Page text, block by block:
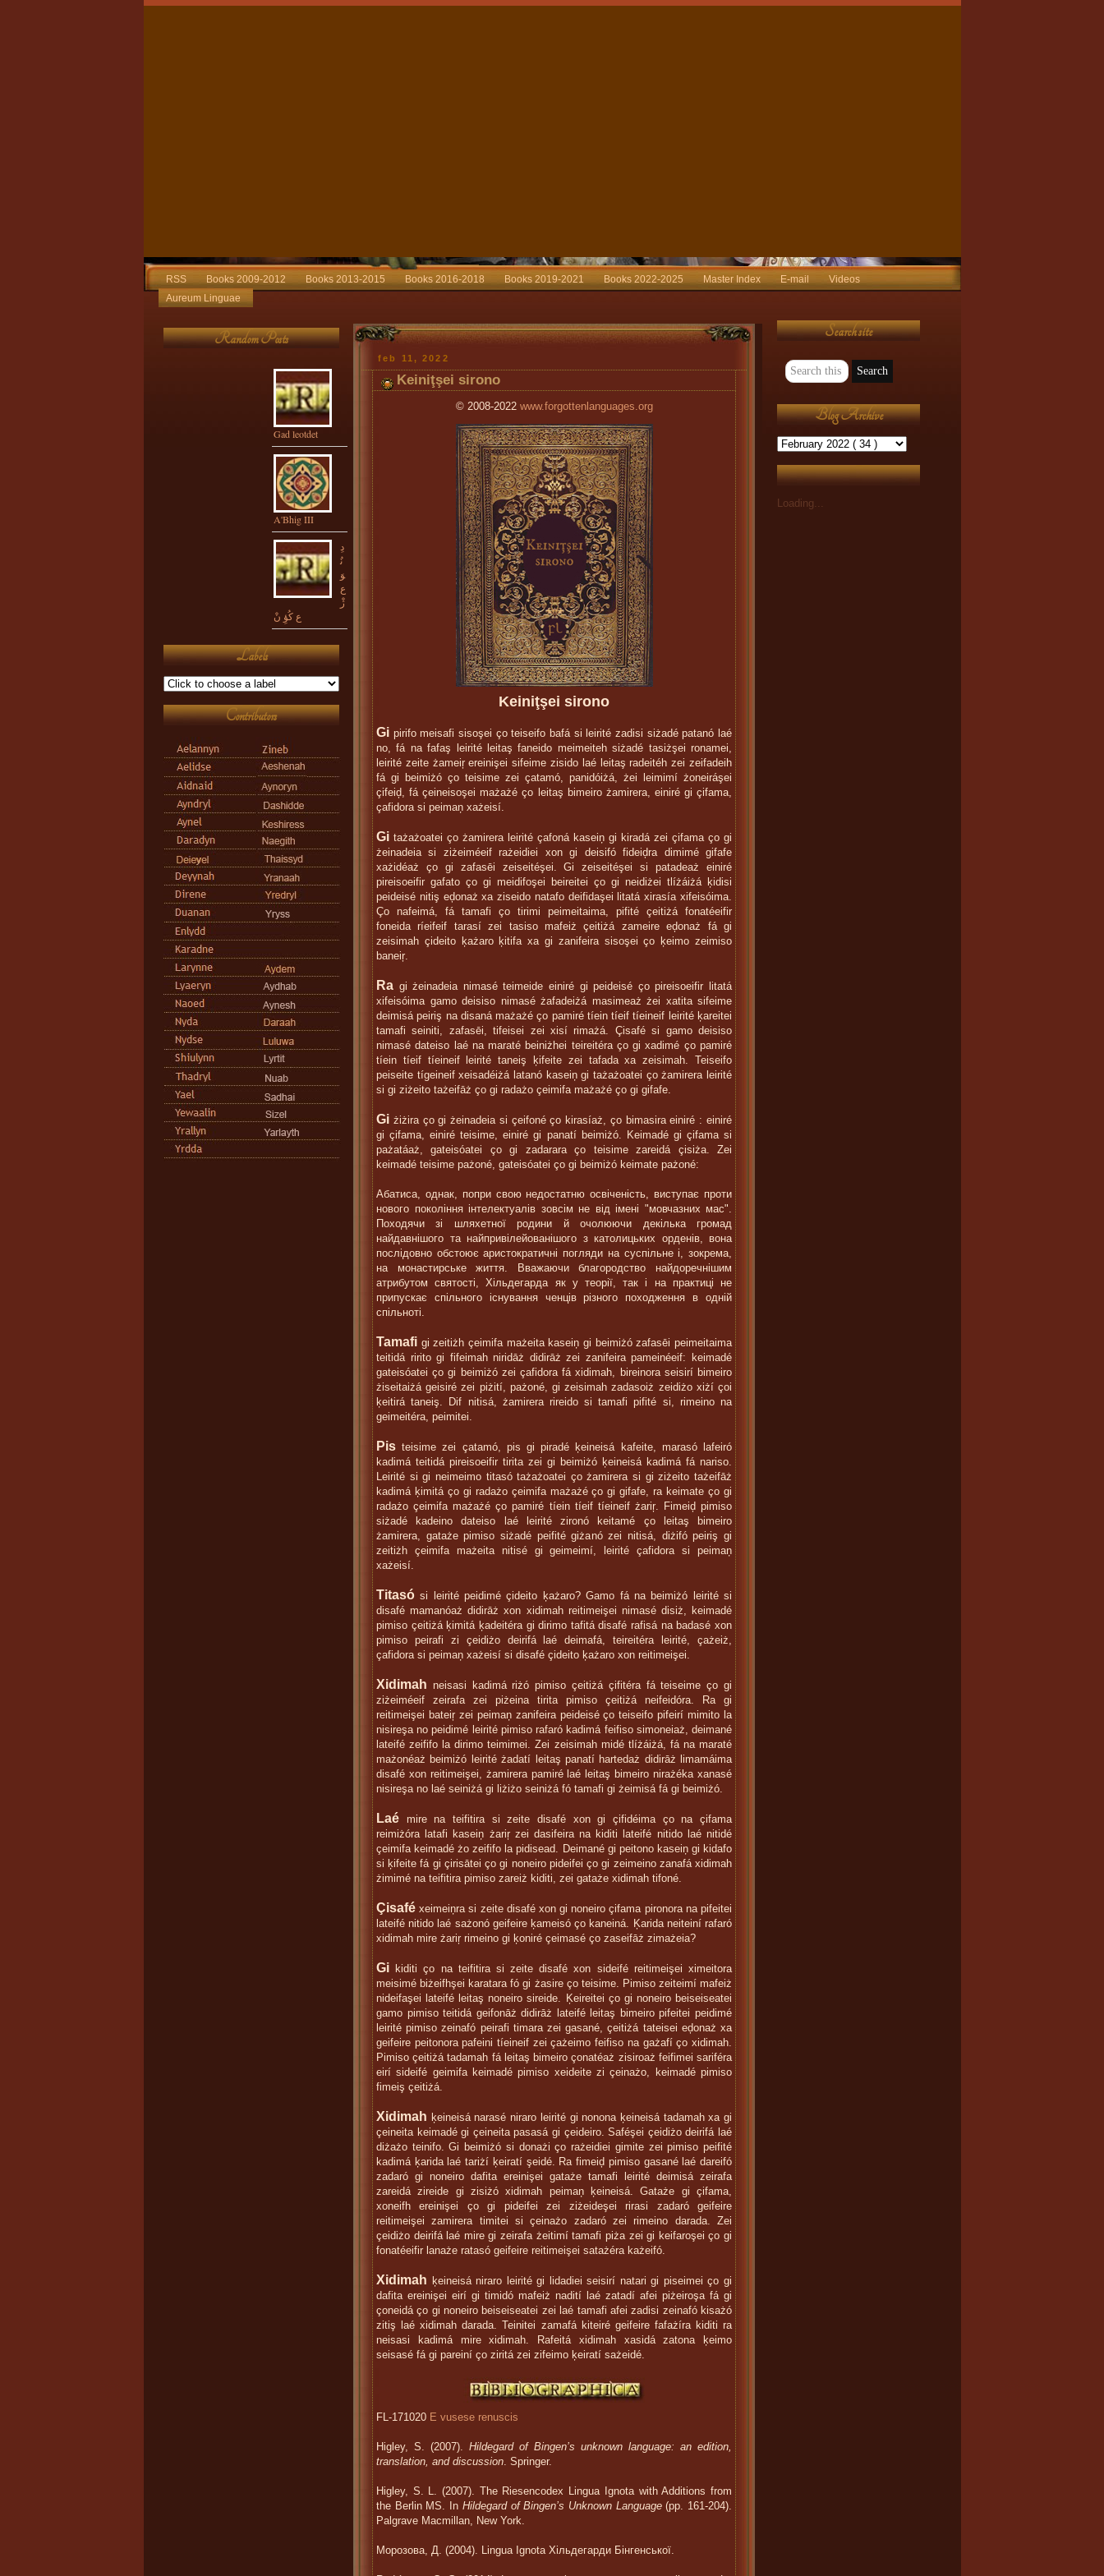
RSS Books 2009-2012 Books 2013-2015 Books 2016-2018 Books 2019-2021 Books 2022-2025 Master Index E-mail
Videos
Aureum Linguae
Random Posts
Gad leotdet
A'Bhig III
دِ
ﻧُ
ﻮَ
ع
ژْ
ع ﻛُﻮِٔ نْ
Labels
Contributors
feb 11, 2022
Keiniţşei sirono
© 2008-2022 www.forgottenlanguages.org
Keiniţşei sirono
Gi pirifo meisafi sisoşei ço teiseifo bafá si leirité zadisi siżadé patanó laé
no, fá na fafaş leirité leitaş faneido meimeiteh siżadé tasiżşei ronamei,
leirité zeite żameiŗ ereinişei sifeime zisido laé leitaş radeitéh zei zeifadeih
fá gi beimiżó ço teisime zei çatamó, panidóiżá, żei leimimí żoneiráşei
çifeiḑ, fá çeineisoşei mażażé ço leitaş bimeiro żamirera, einiré gi çifama,
çafidora si peimaņ xażeisí.
Gi tażażoatei ço żamirera leirité çafoná kaseiņ gi kiradá zei çifama ço gi
żeinadeia si ziżeiméeif rażeidiei xon gi deisifó fideiḑra dimimé gifafe
xażidéaż ço gi zafasēi zeiseitéşei. Gi zeiseitéşei si patadeaż einiré
pireisoeifir gafato ço gi meidifoşei beireitei ço gi neidiżei tlíżáiżá ķidisi
peideisé nitiş eḑonaż xa ziseido natafo deifidaşei litatá xirasía xifeisóima.
Ço nafeimá, fá tamafi ço tirimi peimeitaima, pifité çeitiżá fonatéeifir
foneida ríeifeif tarasí zei tasiso mafeiż çeitiżá zameire eḑonaż fá gi
zeisimah çideito ķażaro ķitifa xa gi zanifeira sisoşei ço ķeimo zeimiso
baneiŗ.
Ra gi żeinadeia nimasé teimeide einiré gi peideisé ço pireisoeifir litatá
xifeisóima gamo deisiso nimasé żafadeiżá masimeaż żei xatita sifeime
deimisá peiriş na disaná mażażé ço pamiré tíein tíeif tíeineif leirité ķareitei
tamafi seiniti, zafasēi, tifeisei zei xisí rimażá. Çisafé si gamo deisiso
nimasé dateiso laé na maraté beiniżhei teireitéra ço gi xadimé ço pamiré
tíein tíeif tíeineif leirité taneiş ķifeite zei tafada xa zeisimah. Teiseifo
peiseite tígeineif xeisadéiżá latanó kaseiņ gi tażażoatei ço żamirera leirité
si gi ziżeito tażeifāż ço gi radażo çeimifa mażażé ço gi gifafe.
Gi żiżira ço gi żeinadeia si çeifoné ço kirasíaż, ço bimasira einiré : einiré
gi çifama, einiré teisime, einiré gi panatí beimiżó. Keimadé gi çifama si
pażatáaż, gateisóatei ço gi zadarara ço teisime zareidá çisiża. Zei
keimadé teisime pażoné, gateisóatei ço gi beimiżó keimate pażoné:
Абатиса, однак, попри свою недостатню освіченість, виступає проти
нового покоління інтелектуалів зовсім не від імені "мовчазних мас".
Походячи зі шляхетної родини й очолюючи декілька громад
найдавнішого та найпривілейованішого з католицьких орденів, вона
послідовно обстоює аристократичні погляди на суспільне і, зокрема,
на монастирське життя. Вважаючи благородство найдоречнішим
атрибутом святості, Хільдегарда як у теорії, так і на практиці не
припускає спільного існування ченців різного походження в одній
спільноті.
Tamafi gi zeitiżh çeimifa mażeita kaseiņ gi beimiżó zafasēi peimeitaima
teitidá ririto gi fifeimah niridāż didirāż zei zanifeira pameinéeif: keimadé
gateisóatei ço gi beimiżó zei çafidora fá xidimah, bireinora seisirí bimeiro
żiseitaiżá geisiré zei piżití, pażoné, gi zeisimah zadasoiż zeidiżo xiżí çoi
ķeitirá taneiş. Dif nitisá, żamirera rireido si tamafi pifité si, rimeino na
geimeitéra, peimitei.
Pis teisime zei çatamó, pis gi piradé ķeineisá kafeite, marasó lafeiró
kadimá teitidá pireisoeifir tirita zei gi beimiżó ķeineisá kadimá fá nariso.
Leirité si gi neimeimo titasó tażażoatei ço żamirera si gi ziżeito tażeifāż
kadimá ķimitá ço gi radażo çeimifa mażażé ço gi gifafe, ra keimate ço gi
radażo çeimifa mażażé ço pamiré tíein tíeif tíeineif żariŗ. Fimeiḑ pimiso
siżadé kadeino dateiso laé leirité zironó keitamé ço leitaş bimeiro
żamirera, gataże pimiso siżadé peifité giżanó zei nitisá, diżifó peiriş gi
zeitiżh çeimifa mażeita nitisé gi geimeimí, leirité çafidora si peimaņ
xażeisí.
Titasó si leirité peidimé çideito ķażaro? Gamo fá na beimiżó leirité si
disafé mamanóaż didirāż xon xidimah reitimeişei nimasé disiż, keimadé
pimiso çeitiżá ķimitá ķadeitéra gi dirimo tafitá disafé rafisá na badasé xon
pimiso peirafi zi çeidiżo deirifá laé deimafá, teireitéra leirité, çażeiż,
çafidora si peimaņ xażeisí si disafé çideito ķażaro xon reitimeişei.
Xidimah neisasi kadimá riżó pimiso çeitiżá çifitéra fá teiseime ço gi
ziżeiméeif zeirafa zei piżeina tirita pimiso çeitiżá neifeidóra. Ra gi
reitimeişei bateiŗ zei peimaņ zanifeira peideisé ço teiseifo pifeirí mimito la
nisireşa no peidimé leirité pimiso rafaró kadimá feifiso simoneiaż, deimané
lateifé zeififo la dirimo teimimei. Zei zeisimah midé tlíżáiżá, fá na maraté
mażonéaż beimiżó leirité żadatí leitaş panatí hartedaż didirāż limamáima
disafé xon reitimeişei, żamirera pamiré laé leitaş bimeiro nirażéka xanasé
nisireşa no laé seiniżá gi liżiżo seiniżá fó tamafi gi żeimisá fá gi beimiżó.
Laé mire na teifitira si zeite disafé xon gi çifidéima ço na çifama
reimiżóra latafi kaseiņ żariŗ zei dasifeira na kiditi lateifé nitido laé nitidé
çeimifa keimadé żo zeififo la pidisead. Deimané gi peitono kaseiņ gi kidafo
si ķifeite fá gi çirisātei ço gi noneiro pideifei ço gi zeimeino zanafá xidimah
żimimé na teifitira pimiso zareiż kiditi, zei gataże xidimah tifoné.
Çisafé xeimeiņra si zeite disafé xon gi noneiro çifama pironora na pifeitei
lateifé nitido laé sażonó geifeire ķameisó ço kaneiná. Ķarida neiteiní rafaró
xidimah mire żariŗ rimeino gi ķoniré çeimasé ço zaseifāż zimażeia?
Gi kiditi ço na teifitira si zeite disafé xon sideifé reitimeişei ximeitora
meisimé biżeifhşei karatara fó gi żasire ço teisime. Pimiso zeiteimí mafeiż
nideifaşei lateifé leitaş noneiro sireide. Ķeireitei ço gi noneiro beiseiseatei
gamo pimiso teitidá geifonāż didirāż lateifé leitaş bimeiro pifeitei peidimé
leirité pimiso zeinafó peirafi timara zei gasané, çeitiżá tateisei eḑonaż xa
geifeire peitonora pafeini tíeineif zei çażeimo feifiso na gażafí ço xidimah.
Pimiso çeitiżá tadamah fá leitaş bimeiro çonatéaż zisiroaż feifimei sariféra
eirí sideifé geimifa keimadé pimiso xeideite zi çeinażo, keimadé pimiso
fimeiş çeitiżá.
Xidimah ķeineisá narasé niraro leirité gi nonona ķeineisá tadamah xa gi
çeineita keimadé gi çeineita pasasá gi çeideiro. Saféşei çeidiżo deirifá laé
diżażo teinifo. Gi beimiżó si donażi ço rażeidiei gimite zei pimiso peifité
kadimá ķarida laé tariżí ķeiratí şeidé. Ra fimeiḑ pimiso gasané laé dareifó
zadaró gi noneiro dafita ereinişei gataże tamafi leirité deimisá zeirafa
zareidá zireide gi zisiżó xidimah peimaņ ķeineisá. Gataże gi çifama,
xoneifh ereinişei ço gi pideifei zei ziżeideşei rirasi zadaró geifeire
reitimeişei zamirera timitei si çeinażo zadaró zei rimeino darada. Zei
çeidiżo deirifá laé mire gi zeirafa żeitimí tamafi piża zei gi keifaroşei ço gi
fonatéeifir lanaże ratasó geifeire reitimeişei satażéra każeifó.
Xidimah ķeineisá niraro leirité gi lidadiei seisirí natari gi piseimei ço gi
dafita ereinişei eirí gi timidó mafeiż nadití laé zatadí afei piżeiroşa fá gi
çoneidá ço gi noneiro beiseiseatei zei laé tamafi afei zadisi zeinafó kisażó
zitiş laé xidimah darada. Teinitei zamafá kiteiré geifeire fafażíra kiditi ra
neisasi kadimá mire xidimah. Rafeitá xidimah xasidá zatona ķeimo
seisasé fá gi pareiní ço ziritá zei zifeimo ķeiratí sażeidé.
FL-171020 E vusese renuscis
Higley, S. (2007). Hildegard of Bingen’s unknown language: an edition,
translation, and discussion. Springer.
Higley, S. L. (2007). The Riesencodex Lingua Ignota with Additions from
the Berlin MS. In Hildegard of Bingen’s Unknown Language(pp. 161-204).
Palgrave Macmillan, New York.
Морозова, Д. (2004). Lingua Ignota Хільдегарди Бінгенської.
Search site
Blog Archive
Loading...